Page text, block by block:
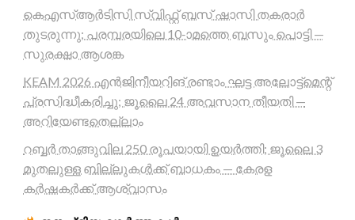
കെഎസ്ആർടിസി സ്വിഫ്റ്റ് ബസ് ഷാസി തകരാർ
തുടരുന്നു; പരമ്പരയിലെ 10-ാമത്തെ ബസും പൊട്ടി —
സുരക്ഷാ ആശങ്ക
KEAM 2026 എൻജിനീയറിങ് രണ്ടാം ഘട്ട അലോട്ട്മെന്റ്
പ്രസിദ്ധീകരിച്ചു; ജൂലൈ 24 അവസാന തീയതി —
അറിയേണ്ടതെല്ലാം
റബ്ബർ താങ്ങുവില 250 രൂപയായി ഉയർത്തി; ജൂലൈ 3
മുതലുള്ള ബില്ലുകൾക്ക് ബാധകം — കേരള
കർഷകർക്ക് ആശ്വാസം